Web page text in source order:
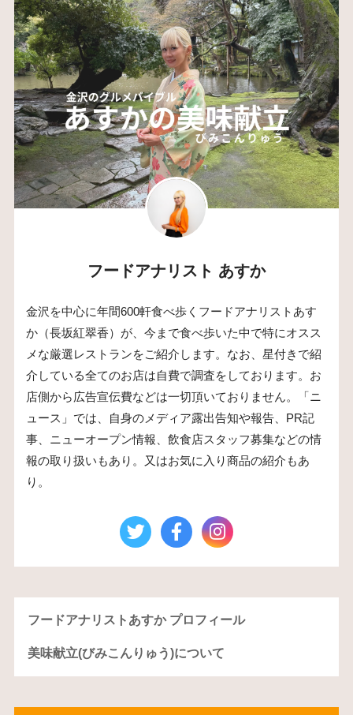
フードアナリスト あすか
金沢を中心に年間600軒食べ歩くフードアナリストあす
か（長坂紅翠香）が、今まで食べ歩いた中で特にオスス
メな厳選レストランをご紹介します。なお、星付きで紹
介している全てのお店は自費で調査をしております。お
店側から広告宣伝費などは一切頂いておりません。「ニ
ュース」では、自身のメディア露出告知や報告、PR記
事、ニューオープン情報、飲食店スタッフ募集などの情
報の取り扱いもあり。又はお気に入り商品の紹介もあ
り。
フードアナリストあすか プロフィール
美味献立(びみこんりゅう)について